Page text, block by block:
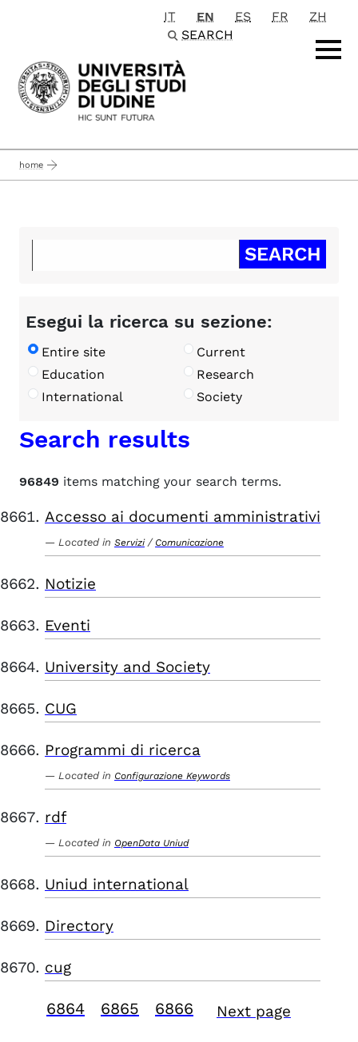
Passa al contenuto principale
IT EN ES FR
ZH
SEARCH
home
Esegui la ricerca su sezione:
Entire site
Current
Education
Research
International
Society
Search results
96849 items matching your search terms.
Accesso ai documenti amministrativi
Located in Servizi / Comunicazione
Notizie
Eventi
University and Society
CUG
Programmi di ricerca
Located in Configurazione Keywords
rdf
Located in OpenData Uniud
Uniud international
Directory
cug
6864 6865 6866 Next page